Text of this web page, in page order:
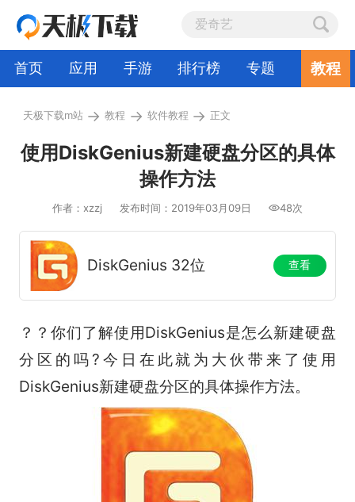
首页 应用 手游 排行榜 专题 教程
天极下载m站 → 教程 → 软件教程 → 正文
使用DiskGenius新建硬盘分区的具体
操作方法
作者：xzzj 发布时间：2019年03月09日 48次
DiskGenius 32位 查看
？？你们了解使用DiskGenius是怎么新建硬盘
分区的吗?今日在此就为大伙带来了使用
DiskGenius新建硬盘分区的具体操作方法。